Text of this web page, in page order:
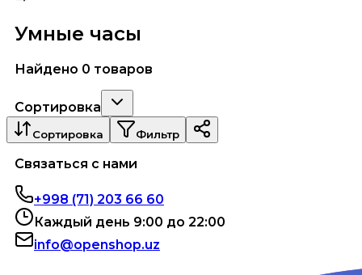
Умные часы
Найдено 0 товаров
Сортировка
Сортировка Фильтр
Связаться с нами
+998 (71) 203 66 60
Каждый день 9:00 до 22:00
info@openshop.uz